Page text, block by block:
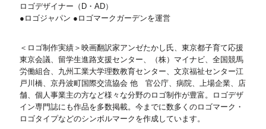
ロゴデザイナー（D・AD）
●ロゴジャパン ●ロゴマークガーデンを運営
＜ロゴ制作実績＞映画翻訳家アンゼたかし氏、東京都子育て応援
東京会議、留学生進路支援センター、（株）マイナビ、全国競馬
労働組合、九州工業大学理数教育センター、文京福祉センター江
戸川橋、京丹波町国際交流協会 他 官公庁、病院、上場企業、店
舗、個人事業主の方など様々な分野のロゴ制作が豊富。ロゴデザ
イン専門誌にも作品を多数掲載。今までに数多くのロゴマーク・
ロゴタイプなどのシンボルマークを作成しています。